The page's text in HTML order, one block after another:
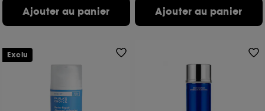
Ajouter au panier Ajouter au panier
Exclu